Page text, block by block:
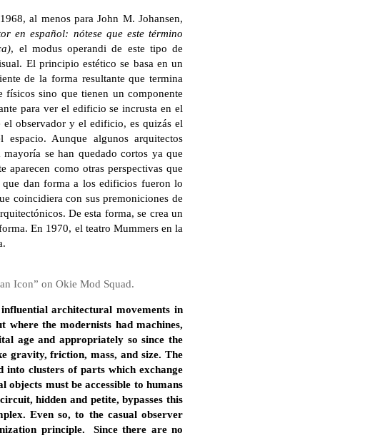
al menos para John M. Johansen,
en español: nótese que este término
, el modus operandi de este tipo de
El principio estético se basa en un
de la forma resultante que termina
físicos sino que tienen un componente
para ver el edificio se incrusta en el
el observador y el edificio, es quizás el
Aunque algunos arquitectos
se han quedado cortos ya que
aparecen como otras perspectivas que
que dan forma a los edificios fueron lo
coincidiera con sus premoniciones de
De esta forma, se crea un
En 1970, el teatro Mummers en la
Icon” on Okie Mod Squad.
architectural movements in
where the modernists had machines,
age and appropriately so since the
gravity, friction, mass, and size. The
into clusters of parts which exchange
objects must be accessible to humans
hidden and petite, bypasses this
Even so, to the casual observer
principle. Since there are no